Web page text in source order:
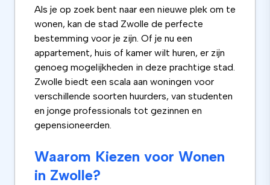
Als je op zoek bent naar een nieuwe plek om te
wonen, kan de stad Zwolle de perfecte
bestemming voor je zijn. Of je nu een
appartement, huis of kamer wilt huren, er zijn
genoeg mogelijkheden in deze prachtige stad.
Zwolle biedt een scala aan woningen voor
verschillende soorten huurders, van studenten
en jonge professionals tot gezinnen en
gepensioneerden.
Waarom Kiezen voor Wonen
in Zwolle?